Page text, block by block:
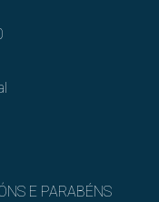
E PARABÉNS